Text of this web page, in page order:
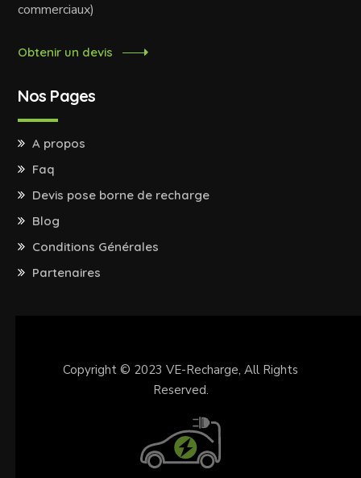
commerciaux)
Obtenir un devis
Nos Pages
A propos
Faq
Devis pose borne de recharge
Blog
Conditions Générales
Partenaires
Copyright © 2023 VE-Recharge, All Rights
Reserved.